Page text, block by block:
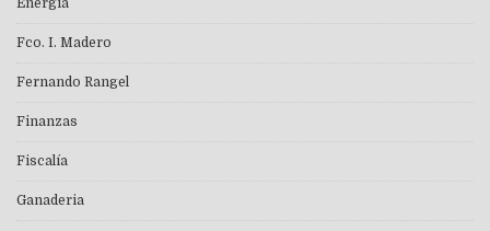
Energía
Fco. I. Madero
Fernando Rangel
Finanzas
Fiscalía
Ganaderia